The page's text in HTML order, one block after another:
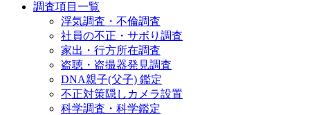
調査項目一覧
浮気調査・不倫調査
社員の不正・サボり調査
家出・行方所在調査
盗聴・盗撮器発見調査
DNA親子(父子) 鑑定
不正対策隠しカメラ設置
科学調査・科学鑑定